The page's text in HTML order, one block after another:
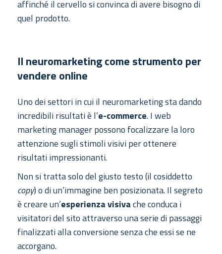
affinché il cervello si convinca di avere bisogno di
quel prodotto.
Il neuromarketing come strumento per
vendere online
Uno dei settori in cui il neuromarketing sta dando
incredibili risultati è l’e-commerce. I web
marketing manager possono focalizzare la loro
attenzione sugli stimoli visivi per ottenere
risultati impressionanti.
Non si tratta solo del giusto testo (il cosiddetto
copy) o di un’immagine ben posizionata. Il segreto
è creare un’esperienza visivache conduca i
visitatori del sito attraverso una serie di passaggi
finalizzati alla conversione senza che essi se ne
accorgano.